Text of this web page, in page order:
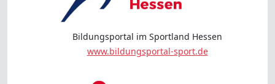
Bildungsportal im Sportland Hessen
www.bildungsportal-sport.de